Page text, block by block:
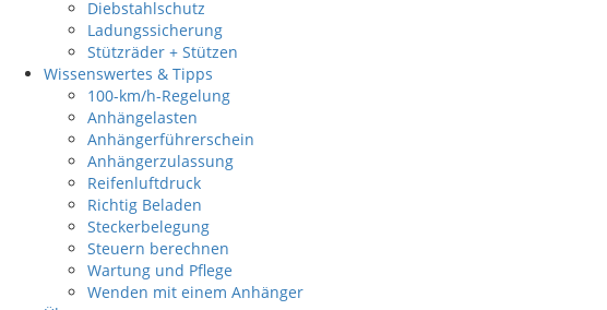
Diebstahlschutz
Ladungssicherung
Stützräder + Stützen
Wissenswertes & Tipps
100-km/h-Regelung
Anhängelasten
Anhängerführerschein
Anhängerzulassung
Reifenluftdruck
Richtig Beladen
Steckerbelegung
Steuern berechnen
Wartung und Pflege
Wenden mit einem Anhänger